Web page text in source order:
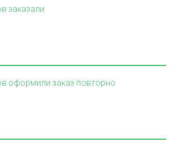
заказали
оформили заказ повторно